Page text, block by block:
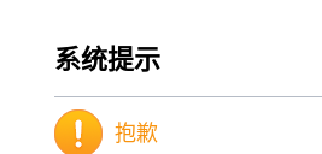
系统提示
抱歉